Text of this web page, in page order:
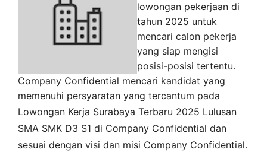
lowongan pekerjaan di
tahun 2025 untuk
mencari calon pekerja
yang siap mengisi
posisi-posisi tertentu.
Company Confidential mencari kandidat yang
memenuhi persyaratan yang tercantum pada
Lowongan Kerja Surabaya Terbaru 2025 Lulusan
SMA SMK D3 S1 di Company Confidential dan
sesuai dengan visi dan misi Company Confidential.